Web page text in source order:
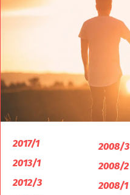
2017/1
2013/1
2012/3
2008/3
2008/2
2008/1